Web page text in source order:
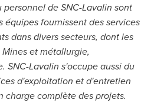
de SNC-Lavalin sont
équipes fournissent des services
dans divers secteurs, dont les
et métallurgie,
SNC-Lavalin s'occupe aussi du
d'exploitation et d'entretien
charge complète des projets.